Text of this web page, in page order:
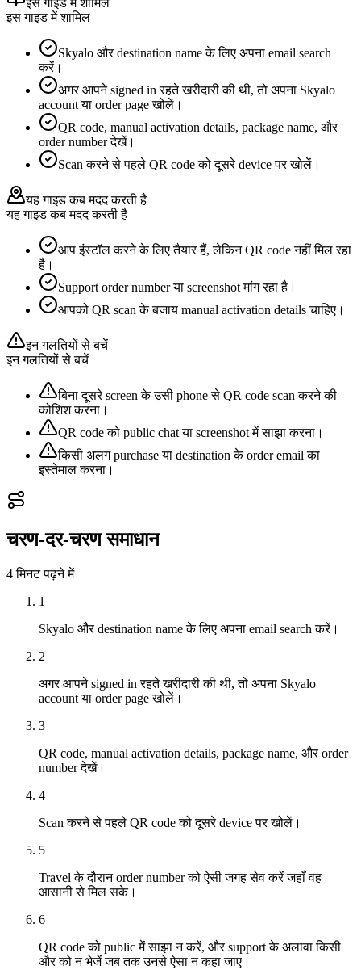
इस गाइड में शामिल
Skyalo और destination name के लिए अपना email search
करें।
अगर आपने signed in रहते खरीदारी की थी, तो अपना Skyalo
account या order page खोलें।
QR code, manual activation details, package name, और
order number देखें।
Scan करने से पहले QR code को दूसरे device पर खोलें।
यह गाइड कब मदद करती है
यह गाइड कब मदद करती है
आप इंस्टॉल करने के लिए तैयार हैं, लेकिन QR code नहीं मिल रहा
है।
Support order number या screenshot मांग रहा है।
आपको QR scan के बजाय manual activation details चाहिए।
इन गलतियों से बचें
इन गलतियों से बचें
बिना दूसरे screen के उसी phone से QR code scan करने की
कोशिश करना।
QR code को public chat या screenshot में साझा करना।
किसी अलग purchase या destination के order email का
इस्तेमाल करना।
चरण-दर-चरण समाधान
4 मिनट पढ़ने में
1
Skyalo और destination name के लिए अपना email search करें।
2
अगर आपने signed in रहते खरीदारी की थी, तो अपना Skyalo
account या order page खोलें।
3
QR code, manual activation details, package name, और order
number देखें।
4
Scan करने से पहले QR code को दूसरे device पर खोलें।
5
Travel के दौरान order number को ऐसी जगह सेव करें जहाँ वह
आसानी से मिल सके।
6
QR code को public में साझा न करें, और support के अलावा किसी
और को न भेजें जब तक उनसे ऐसा न कहा जाए।